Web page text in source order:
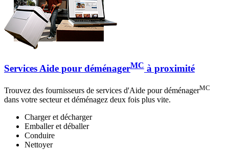
Services Aide pour déménagerMC à proximité
Trouvez des fournisseurs de services d'Aide pour déménagerMC
dans votre secteur et déménagez deux fois plus vite.
Charger et décharger
Emballer et déballer
Conduire
Nettoyer